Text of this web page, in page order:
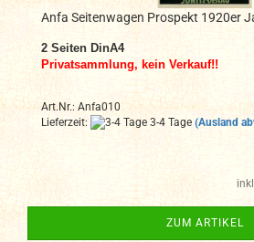
Anfa Seitenwagen Prospekt 1920er
2 Seiten DinA4
Privatsammlung, kein Verkauf!!
Art.Nr.: Anfa010
Lieferzeit:
3-4 Tage (Ausland
ZUM ARTIKEL